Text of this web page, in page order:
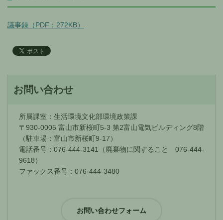
議事録（PDF：272KB）
お問い合わせ
所属課室：生活環境文化部環境政策課
〒930-0005 富山市新桜町5-3 第2富山電気ビルディング8階
（駐車場：富山市新桜町9-17）
電話番号：076-444-3141（廃棄物に関すること 076-444-
9618）
ファックス番号：076-444-3480